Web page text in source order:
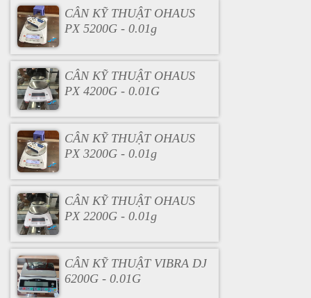
CÂN KỸ THUẬT OHAUS
PX 5200G - 0.01g
CÂN KỸ THUẬT OHAUS
PX 4200G - 0.01G
CÂN KỸ THUẬT OHAUS
PX 3200G - 0.01g
CÂN KỸ THUẬT OHAUS
PX 2200G - 0.01g
CÂN KỸ THUẬT VIBRA DJ
6200G - 0.01G